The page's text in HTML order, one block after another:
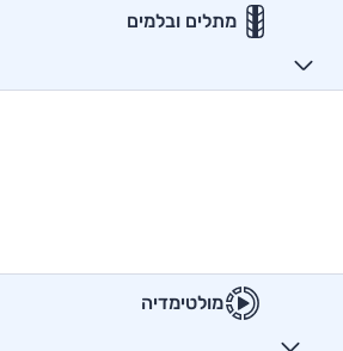
מתלים ובלמים
מולטימדיה